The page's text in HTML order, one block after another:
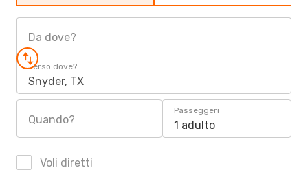
Da dove?
Verso dove?
Snyder, TX
Quando?
Passeggeri
1 adulto
Voli diretti